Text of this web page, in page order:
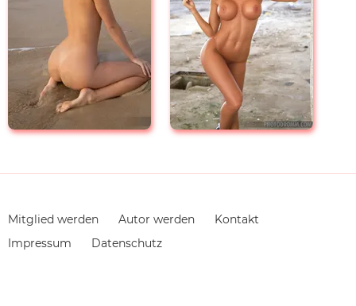
Navigation
überspringen
Mitglied werden Autor werden
Kontakt
Impressum
Datenschutz